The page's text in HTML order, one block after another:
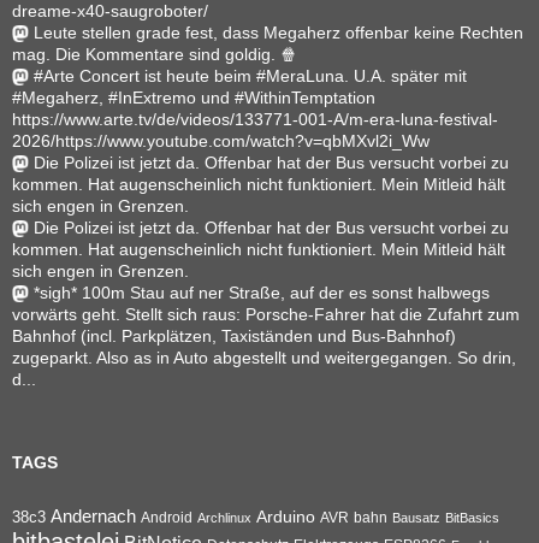
dreame-x40-saugroboter/
Leute stellen grade fest, dass Megaherz offenbar keine Rechten
mag. Die Kommentare sind goldig. 🍿
#Arte Concert ist heute beim #MeraLuna. U.A. später mit
#Megaherz, #InExtremo und #WithinTemptation
https://www.arte.tv/de/videos/133771-001-A/m-era-luna-festival-
2026/https://www.youtube.com/watch?v=qbMXvl2i_Ww
Die Polizei ist jetzt da. Offenbar hat der Bus versucht vorbei zu
kommen. Hat augenscheinlich nicht funktioniert. Mein Mitleid hält
sich engen in Grenzen.
Die Polizei ist jetzt da. Offenbar hat der Bus versucht vorbei zu
kommen. Hat augenscheinlich nicht funktioniert. Mein Mitleid hält
sich engen in Grenzen.
*sigh* 100m Stau auf ner Straße, auf der es sonst halbwegs
vorwärts geht. Stellt sich raus: Porsche-Fahrer hat die Zufahrt zum
Bahnhof (incl. Parkplätzen, Taxiständen und Bus-Bahnhof)
zugeparkt. Also as in Auto abgestellt und weitergegangen. So drin,
d...
TAGS
38c3 Andernach Android Archlinux Arduino AVR bahn Bausatz BitBasics